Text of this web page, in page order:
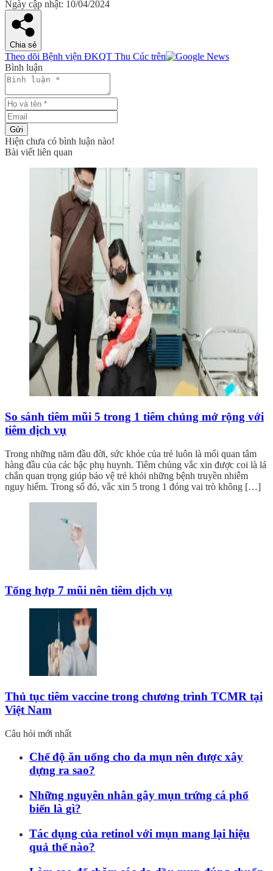
Ngày cập nhật: 10/04/2024
Chia sẻ
Theo dõi Bệnh viện ĐKQT Thu Cúc trên
Bình luận
Gửi
Hiện chưa có bình luận nào!
Bài viết liên quan
So sánh tiêm mũi 5 trong 1 tiêm chủng mở rộng với
tiêm dịch vụ
Trong những năm đầu đời, sức khỏe của trẻ luôn là mối quan tâm
hàng đầu của các bậc phụ huynh. Tiêm chủng vắc xin được coi là lá
chắn quan trọng giúp bảo vệ trẻ khỏi những bệnh truyền nhiễm
nguy hiểm. Trong số đó, vắc xin 5 trong 1 đóng vai trò không […]
Tổng hợp 7 mũi nên tiêm dịch vụ
Thủ tục tiêm vaccine trong chương trình TCMR tại
Việt Nam
Câu hỏi mới nhất
Chế độ ăn uống cho da mụn nên được xây
dựng ra sao?
Những nguyên nhân gây mụn trứng cá phổ
biến là gì?
Tác dụng của retinol với mụn mang lại hiệu
quả thế nào?